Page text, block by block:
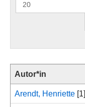
Autor*in
Arendt, Henriette [1]